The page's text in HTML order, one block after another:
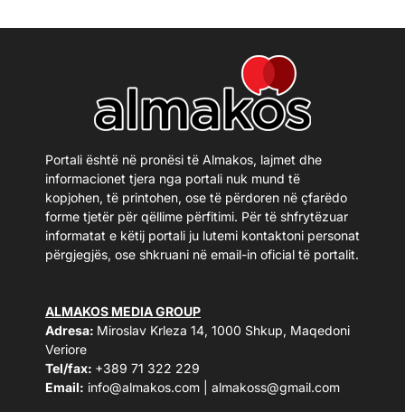
Portali është në pronësi të Almakos, lajmet dhe
informacionet tjera nga portali nuk mund të
kopjohen, të printohen, ose të përdoren në çfarëdo
forme tjetër për qëllime përfitimi. Për të shfrytëzuar
informatat e këtij portali ju lutemi kontaktoni personat
përgjegjës, ose shkruani në email-in oficial të portalit.
ALMAKOS MEDIA GROUP
Adresa: Miroslav Krleza 14, 1000 Shkup, Maqedoni
Veriore
Tel/fax: +389 71 322 229
Email: info@almakos.com almakoss@gmail.com